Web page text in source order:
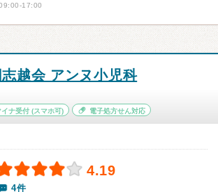
17:00
越会 アンヌ小児科
イナ受付(スマホ可) 電子処方せん対応
4.19
4件